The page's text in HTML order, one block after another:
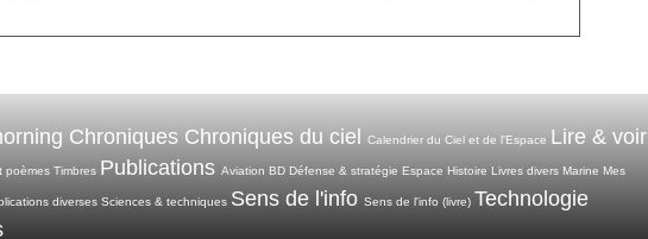
Chroniques Chroniques du ciel Calendrier du Ciel et de l'Espace Lire & voir
poèmes Timbres Publications Aviation BD Défense & stratégie Espace Histoire Livres divers Marine Mes
diverses Sciences & techniques Sens de l'info Sens de l'info (livre) Technologie